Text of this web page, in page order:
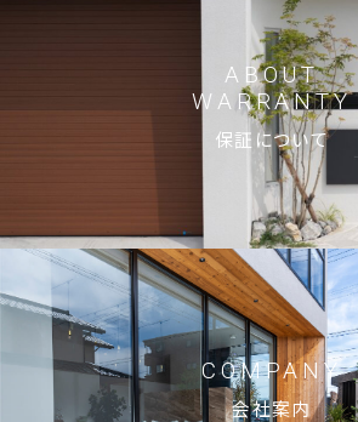
保証について
ガーデンファニチャー
会社概要
サステナビリティ
ブログ
お知らせ
ABOUT
WARRANTY
保証について
COMPANY
会社案内